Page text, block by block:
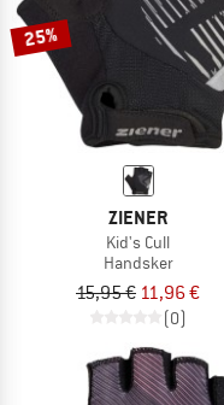
25%
ZIENER
Kid's Cull
Handsker
15,95 € 11,96 €
(0)